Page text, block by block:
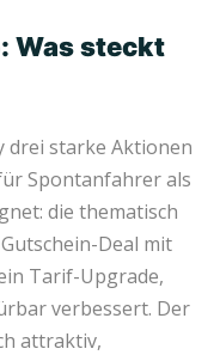
Was steckt
drei starke Aktionen
Spontanfahrer als
die thematisch
Deal mit
Tarif-Upgrade,
verbessert. Der
attraktiv,